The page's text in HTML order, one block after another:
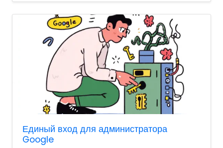
Единый вход для администратора
Google